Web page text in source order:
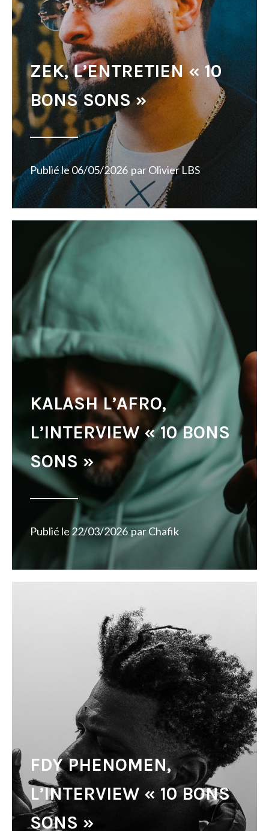
ZEK, L’ENTRETIEN « 10
BONS SONS »
Publié le06/05/2026 parOlivier LBS
KALASH L’AFRO,
L’INTERVIEW « 10 BONS
SONS »
Publié le22/03/2026 parChafik
FDY PHENOMEN,
L’INTERVIEW « 10 BONS
SONS »